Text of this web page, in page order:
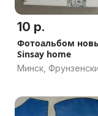
10 р.
Фотоальбом
Sinsay home
Минск,